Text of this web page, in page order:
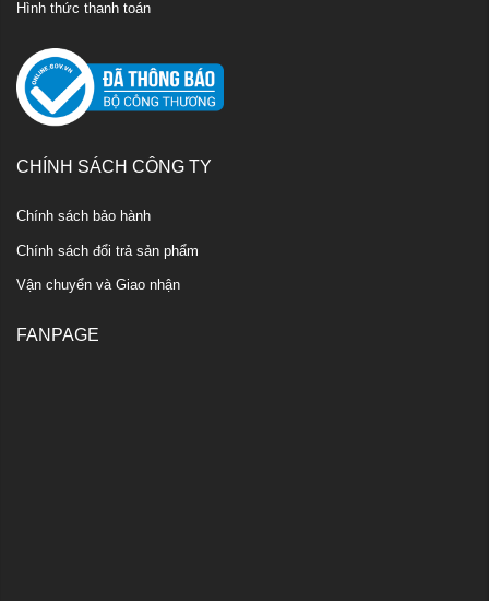
Hình thức thanh toán
CHÍNH SÁCH CÔNG TY
Chính sách bảo hành
Chính sách đổi trả sản phẩm
Vận chuyển và Giao nhận
FANPAGE